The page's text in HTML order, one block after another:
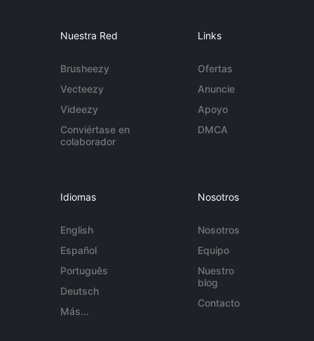
Nuestra Red
Brusheezy
Vecteezy
Videezy
Conviértase en
colaborador
Links
Ofertas
Anuncie
Apoyo
DMCA
Idiomas
English
Español
Português
Deutsch
Más...
Nosotros
Nosotros
Equipo
Nuestro
blog
Contacto